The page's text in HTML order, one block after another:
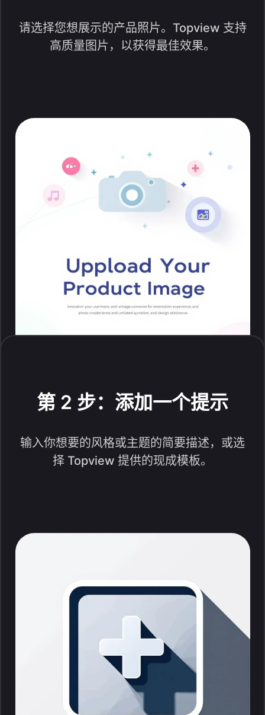
请选择您想展示的产品照片。Topview 支持
高质量图片，以获得最佳效果。
第 2 步：添加一个提示
输入你想要的风格或主题的简要描述，或选
择 Topview 提供的现成模板。